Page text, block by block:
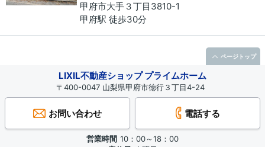
甲府市大手３丁目 3810-1
甲府駅 徒歩30分
LIXIL不動産ショップ プライムホーム
〒400-0047 山梨県甲府市徳行３丁目4-24
お問い合わせ 電話する
営業時間 10：00～18：00
ページトップ